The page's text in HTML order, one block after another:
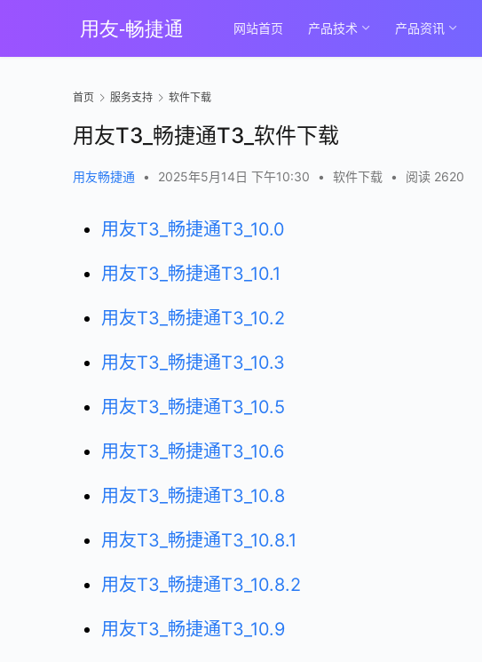
网站首页 产品技术 产品资讯
首页 服务支持 软件下载
用友T3_畅捷通T3_软件下载
用友畅捷通 • 2025年5月14日 下午10:30 • 软件下载 • 阅读 2620
用友T3_畅捷通T3_10.0
用友T3_畅捷通T3_10.1
用友T3_畅捷通T3_10.2
用友T3_畅捷通T3_10.3
用友T3_畅捷通T3_10.5
用友T3_畅捷通T3_10.6
用友T3_畅捷通T3_10.8
用友T3_畅捷通T3_10.8.1
用友T3_畅捷通T3_10.8.2
用友T3_畅捷通T3_10.9